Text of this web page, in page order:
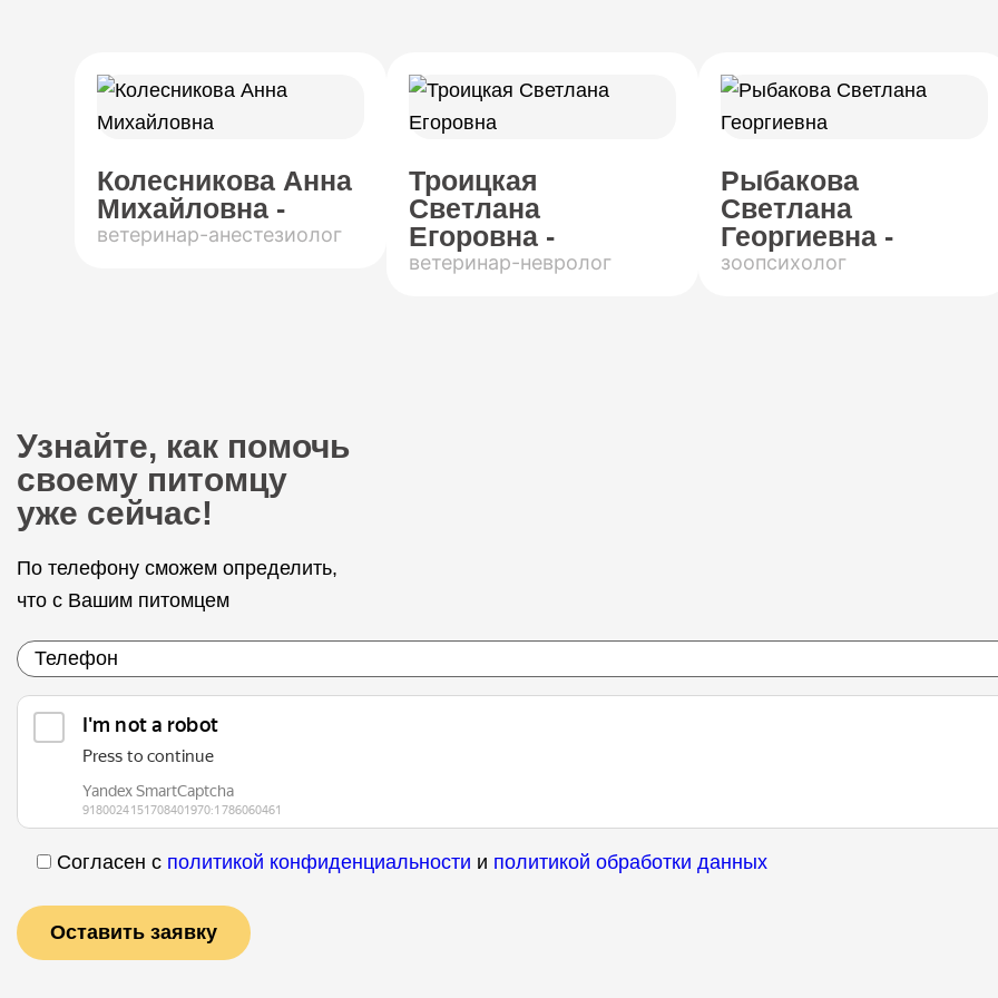
Колесникова Анна
Михайловна -
ветеринар-анестезиолог
Троицкая
Светлана
Егоровна -
ветеринар-невролог
Рыбакова
Светлана
Георгиевна -
зоопсихолог
Узнайте, как помочь
своему питомцу
уже сейчас!
По телефону сможем определить,
что с Вашим питомцем
Согласен с политикой конфиденциальности и политикой обработки данных